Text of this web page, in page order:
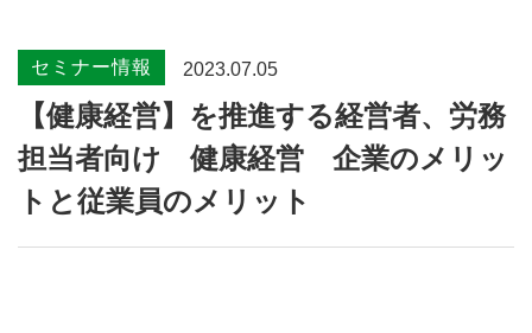
セミナー情報 2023.07.05
【健康経営】を推進する経営者、労務
担当者向け 健康経営 企業のメリッ
トと従業員のメリット